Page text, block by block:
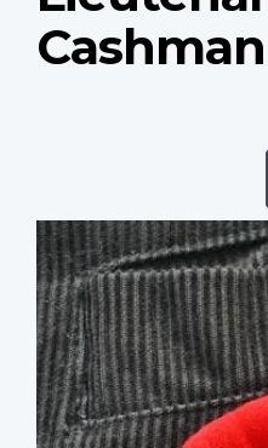
Profile
image